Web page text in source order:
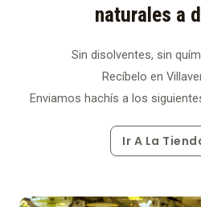
naturales a
Sin disolventes, sin
Recíbelo en
Enviamos hachís a los
Ir A La